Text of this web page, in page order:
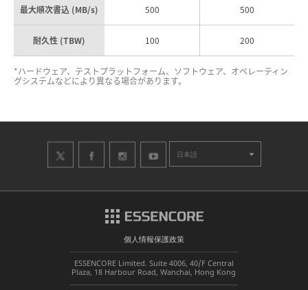
最大順次書込 (MB/s) 500 500
耐久性 (TBW) 100 200
*ハードウェア、テストプラットフォーム、ソフトウェア、オペレーティン
グシステムなどにより異なる場合があります。
日本語
個人情報保護政策
ESSENCORE Limited. Suite 4006, 40/F Central
Plaza, 18 Harbour Road, Wanchai, Hong Kong